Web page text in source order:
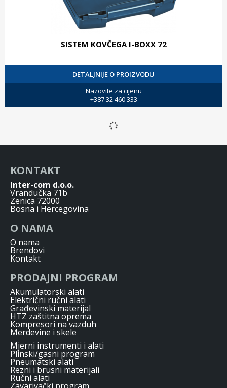
SISTEM KOVČEGA I-BOXX 72
DETALJNIJE O PROIZVODU
Nazovite za cijenu
+387 32 460 333
KONTAKT
Inter-com d.o.o.
Vrandučka 71b
Zenica 72000
Bosna i Hercegovina
O NAMA
O nama
Brendovi
Kontakt
PRODAJNI PROGRAM
Akumulatorski alati
Električni ručni alati
Građevinski materijal
HTZ zaštitna oprema
Kompresori na vazduh
Merdevine i skele
Mjerni instrumenti i alati
Plinski/gasni program
Pneumatski alati
Rezni i brusni materijali
Ručni alati